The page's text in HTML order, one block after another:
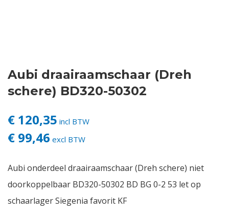
Login
Aubi draairaamschaar (Dreh
schere) BD320-50302
€ 120,35 incl BTW
€ 99,46 excl BTW
Aubi onderdeel draairaamschaar (Dreh schere) niet
doorkoppelbaar BD320-50302 BD BG 0-2 53 let op
schaarlager Siegenia favorit KF